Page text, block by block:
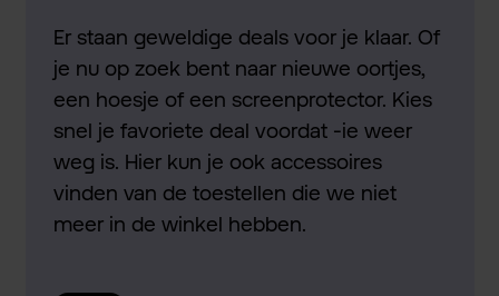
Er staan geweldige deals voor je klaar. Of
je nu op zoek bent naar nieuwe oortjes,
een hoesje of een screenprotector. Kies
snel je favoriete deal voordat -ie weer
weg is. Hier kun je ook accessoires
vinden van de toestellen die we niet
meer in de winkel hebben.